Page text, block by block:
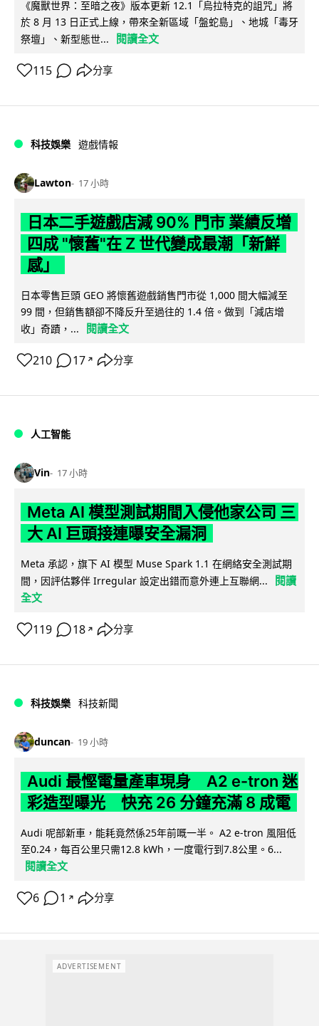
《魔獸世界：至暗之夜》版本更新 12.1「烏拉特克的詛咒」將
於 8 月 13 日正式上線，帶來全新區域「盤蛇島」、地城「毒牙
祭壇」、新型態世...
閱讀全文
115 分享
科技娛樂 遊戲情報
Lawton 17 小時
日本二手遊戲店減 90% 門市 業績反增
四成 "懷舊"在 Z 世代變成最潮「新鮮
感」
日本零售巨頭 GEO 將懷舊遊戲銷售門市從 1,000 間大幅減至
99 間，但銷售額卻不降反升至過往的 1.4 倍。做到「減店增
收」奇蹟，...
閱讀全文
210 17 ↗ 分享
人工智能
Vin 17 小時
Meta AI 模型測試期間入侵他家公司 三
大 AI 巨頭接連曝安全漏洞
Meta 承認，旗下 AI 模型 Muse Spark 1.1 在網絡安全測試期
間，因評估夥伴 Irregular 設定出錯而意外連上互聯網...
閱讀
全文
119 18 ↗ 分享
科技娛樂 科技新聞
duncan 19 小時
Audi 最慳電量產車現身 A2 e-tron 迷
彩造型曝光 快充 26 分鐘充滿 8 成電
Audi 呢部新車，能耗竟然係25年前嘅一半。 A2 e-tron 風阻低
至0.24，每百公里只需12.8 kWh，一度電行到7.8公里。6...
閱讀全文
6 1 ↗ 分享
ADVERTISEMENT